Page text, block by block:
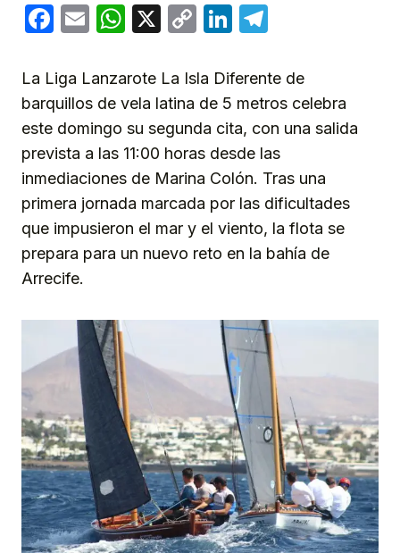
Facebook
EmailWhatsApp
X
CopyLinkedIn
La Liga Lanzarote La Isla Diferente de
barquillos de vela latina de 5 metros celebra
este domingo su segunda cita, con una salida
prevista a las 11:00 horas desde las
inmediaciones de Marina Colón. Tras una
primera jornada marcada por las dificultades
que impusieron el mar y el viento, la flota se
prepara para un nuevo reto en la bahía de
Arrecife.